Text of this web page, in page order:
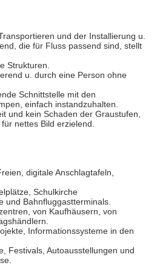
und der Installierung u.
die für Fluss passend sind, stellt
Strukturen.
u. durch eine Person ohne
Schnittstelle mit den
einfach instandzuhalten.
und kein Schaden der Graustufen,
nettes Bild erzielend.
digitale Anschlagtafeln,
Schulkirche
und Bahnfluggastterminals.
von Kaufhäusern, von
Informationssysteme in den
Festivals, Autoausstellungen und